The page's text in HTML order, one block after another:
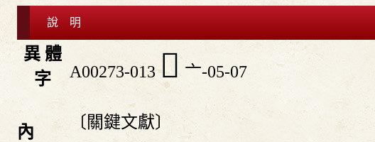
說 明
異 體
字
A00273-013 󰔱 亠-05-07
內
〔關鍵文獻〕